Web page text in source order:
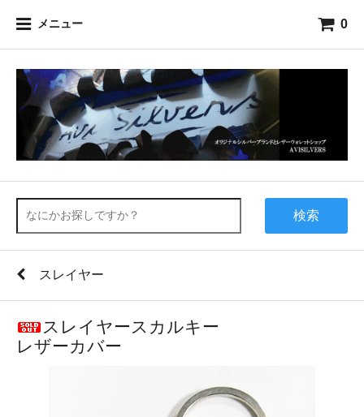
メニュー 0
検索
スレイヤー
スレイヤースカルキー
レザーカバー